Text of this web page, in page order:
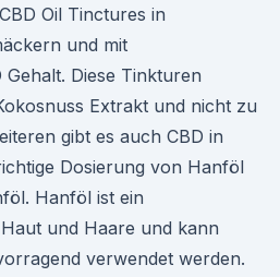
Oil Tinctures in
und mit
Diese Tinkturen
Extrakt und nicht zu
gibt es auch CBD in
Dosierung von Hanföl
Hanföl ist ein
und Haare und kann
verwendet werden.